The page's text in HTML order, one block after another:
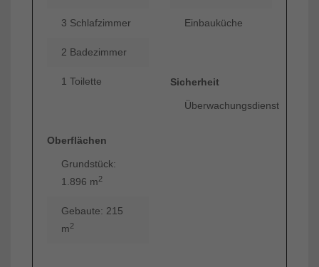
3 Schlafzimmer
2 Badezimmer
1 Toilette
Oberflächen
Grundstück:
1.896 m2
Gebaute: 215
m2
Einbauküche
Sicherheit
Überwachungsdienst